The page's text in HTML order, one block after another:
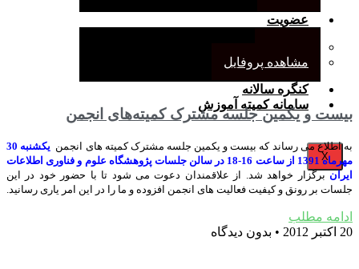
عضویت
مشاهده پروفایل
کنگره سالانه
سامانه کمیته آموزش
X
بیست و یکمین جلسه مشترک کمیته‌های انجمن
به اطلاع می رساند که بیست و یکمین جلسه مشترک کمیته های انجمن
یکشنبه 30
مهرماه 1391 از ساعت 16-18 در سالن جلسات پژوهشگاه علوم و فناوری اطلاعات
ایران برگزار خواهد شد. از علاقمندان دعوت می شود تا با حضور خود در این
جلسات بر رونق و کیفیت فعالیت های انجمن افزوده و ما را در این امر یاری رسانید.
ادامه مطلب
20 اکتبر 2012
بدون دیدگاه